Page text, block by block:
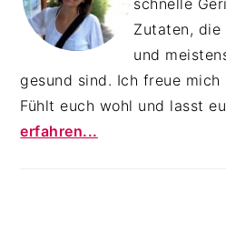
Zutaten, die
und
gesund sind. Ich freue mich
Fühlt euch wohl und lasst
erfahren...